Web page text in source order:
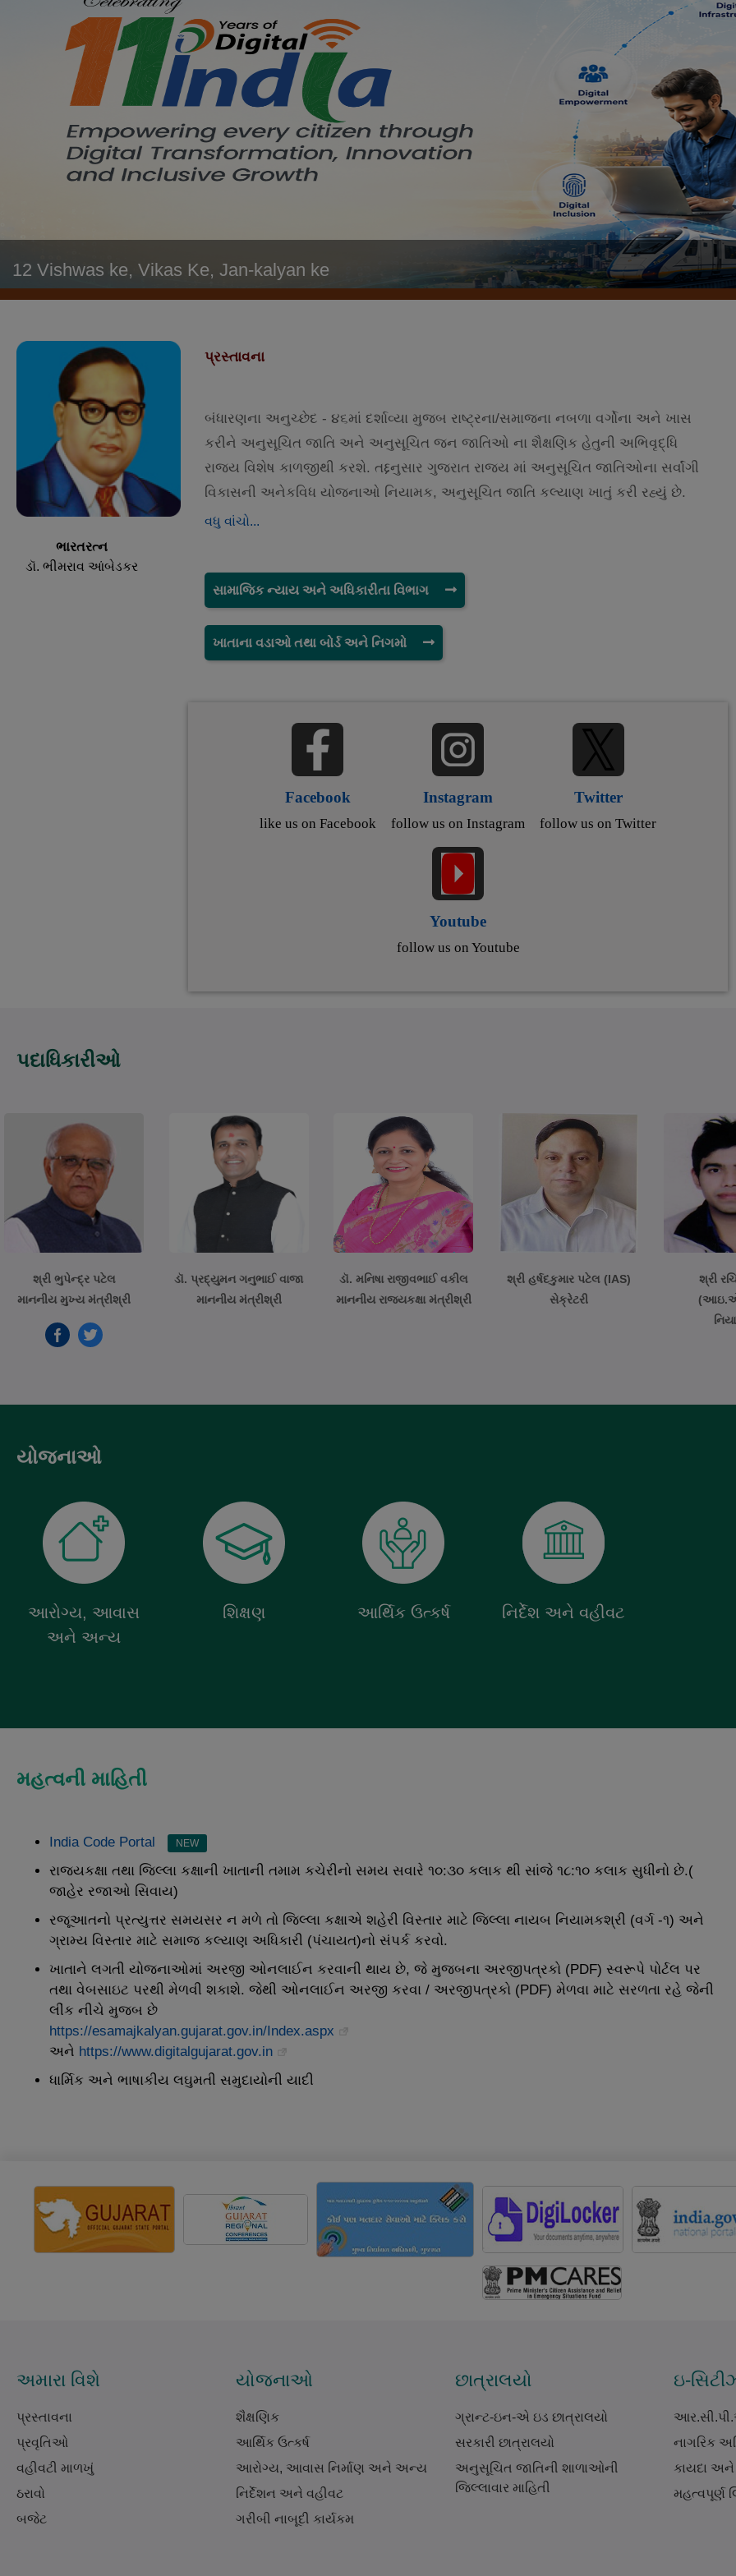
12 Vishwas ke, Vikas Ke, Jan-kalyan ke
ભારતરત્ન
ડૉ. ભીમરાવ આંબેડકર
પ્રસ્તાવના
બંધારણના અનુચ્છેદ - ૪૬માં દર્શાવ્યા મુજબ રાષ્ટ્રના/સમાજના નબળા વર્ગોના અને ખાસ
કરીને અનુસૂચિત જાતિ અને અનુસૂચિત જન જાતિઓ ના શૈક્ષણિક હેતુની અભિવૃદ્ધિ
રાજ્ય વિશેષ કાળજીથી કરશે. તદ્દનુસાર ગુજરાત રાજ્ય માં અનુસૂચિત જાતિઓના સર્વાંગી
વિકાસની અનેકવિધ યોજનાઓ નિયામક, અનુસૂચિત જાતિ કલ્યાણ ખાતું કરી રહ્યું છે.
વધુ વાંચો...
સામાજિક ન્યાય અને અધિકારીતા વિભાગ
ખાતાના વડાઓ તથા બોર્ડ અને નિગમો
Facebook
like us on Facebook
Instagram
follow us on Instagram
Twitter
follow us on Twitter
Youtube
follow us on Youtube
પદાધિકારીઓ
શ્રી ભુપેન્દ્ર પટેલ
માનનીય મુખ્ય મંત્રીશ્રી
ડૉ. પ્રદ્યુમન ગનુભાઈ વાજા
માનનીય મંત્રીશ્રી
ડૉ. મનિષા રાજીવભાઈ વકીલ
માનનીય રાજ્યકક્ષા મંત્રીશ્રી
શ્રી હર્ષદકુમાર પટેલ (IAS)
સેક્રેટરી
શ્રી
યોજનાઓ
આરોગ્ય, આવાસ
અને અન્ય
શિક્ષણ આર્થિક ઉત્કર્ષ નિર્દેશ અને વહીવટ
મહત્વની માહિતી
India Code Portal NEW
રાજ્યકક્ષા તથા જિલ્લા કક્ષાની ખાતાની તમામ કચેરીનો સમય સવારે ૧૦:૩૦ કલાક થી સાંજે ૧૮:૧૦ કલાક સુધીનો છે.(
જાહેર રજાઓ સિવાય)
રજૂઆતનો પ્રત્યુત્તર સમયસર ન મળે તો જિલ્લા કક્ષાએ શહેરી વિસ્તાર માટે જિલ્લા નાયબ નિયામકશ્રી (વર્ગ -૧) અને
ગ્રામ્ય વિસ્તાર માટે સમાજ કલ્યાણ અધિકારી (પંચાયત)નો સંપર્ક કરવો.
ખાતાને લગતી યોજનાઓમાં અરજી ઓનલાઈન કરવાની થાય છે, જે મુજબના અરજીપત્રકો (PDF) સ્વરૂપે પોર્ટલ પર
તથા વેબસાઇટ પરથી મેળવી શકાશે. જેથી ઓનલાઈન અરજી કરવા / અરજીપત્રકો (PDF) મેળવા માટે સરળતા રહે જેની
લીંક નીચે મુજબ છે
https://esamajkalyan.gujarat.gov.in/Index.aspx
અને https://www.digitalgujarat.gov.in
ધાર્મિક અને ભાષાકીય લઘુમતી સમુદાયોની યાદી
અમારા વિશે
પ્રસ્તાવના
પ્રવૃતિઓ
વહીવટી માળખું
ઠરાવો
બજેટ
યોજનાઓ
શૈક્ષણિક
આર્થિક ઉત્કર્ષ
આરોગ્ય, આવાસ નિર્માણ અને અન્ય
નિર્દેશન અને વહીવટ
ગરીબી નાબૂદી કાર્યકમ
છાત્રાલયો
ગ્રાન્ટ-ઇન-એ ઇડ છાત્રાલયો
સરકારી છાત્રાલયો
અનુસૂચિત જાતિની શાળાઓની
જિલ્લાવાર માહિતી
ઇ-
નાગરિક
કાયદા અને
મહત્વપૂર્ણ